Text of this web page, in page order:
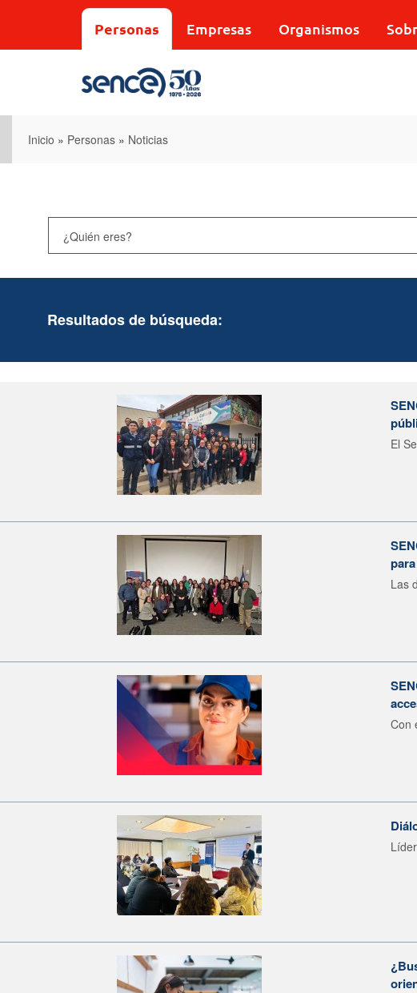
Personas Empresas Organismos
Inicio » Personas » Noticias
Resultados de búsqueda:
El
Las
Con